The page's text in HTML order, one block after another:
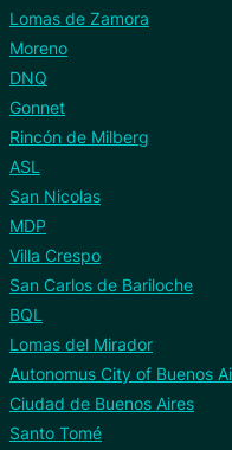
Lomas de Zamora
Moreno
DNQ
Gonnet
Rincón de Milberg
ASL
San Nicolas
MDP
Villa Crespo
San Carlos de Bariloche
BQL
Lomas del Mirador
Autonomus City of Buenos
Ciudad de Buenos Aires
Santo Tomé